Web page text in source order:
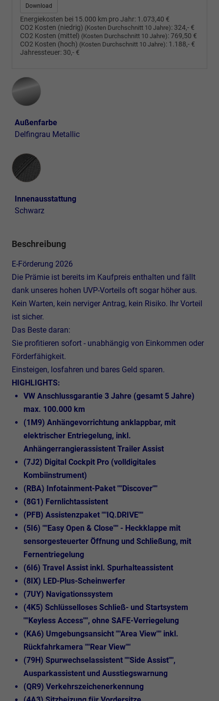
Download
Energiekosten bei 15.000 km pro Jahr: 1.073,40 €
CO2 Kosten (niedrig) (Kosten Durchschnitt 10 Jahre): 324,- €
CO2 Kosten (mittel) (Kosten Durchschnitt 10 Jahre):769,50 €
CO2 Kosten (hoch) (Kosten Durchschnitt 10 Jahre): 1.188,- €
Jahressteuer: 30,- €
Außenfarbe
Delfingrau Metallic
Innenausstattung
Innenausstattung
Schwarz
Beschreibung
E-Förderung 2026
Die Prämie ist bereits im Kaufpreis enthalten und fällt
dank unseres hohen UVP-Vorteils oft sogar höher aus.
Kein Warten, kein nerviger Antrag, kein Risiko. Ihr Vorteil
ist sicher.
Das Beste daran:
Sie profitieren sofort - unabhängig von Einkommen oder
Förderfähigkeit.
Einsteigen, losfahren und bares Geld sparen.
HIGHLIGHTS:
VW Anschlussgarantie 3 Jahre (gesamt 5 Jahre)
max. 100.000 km
(1M9) Anhängevorrichtung anklappbar, mit
elektrischer Entriegelung, inkl.
Anhängerrangierassistent Trailer Assist
(7J2) Digital Cockpit Pro (volldigitales
Kombiinstrument)
(RBA) Infotainment-Paket ""Discover""
(8G1) Fernlichtassistent
(PFB) Assistenzpaket ""IQ.DRIVE""
(5I6) ""Easy Open & Close"" - Heckklappe mit
sensorgesteuerter Öffnung und Schließung, mit
Fernentriegelung
(6I6) Travel Assist inkl. Spurhalteassistent
(8IX) LED-Plus-Scheinwerfer
(7UY) Navigationssystem
(4K5) Schlüsselloses Schließ- und Startsystem
""Keyless Access"", ohne SAFE-Verriegelung
(KA6) Umgebungsansicht ""Area View"" inkl.
Rückfahrkamera ""Rear View""
(79H) Spurwechselassistent ""Side Assist"",
Ausparkassistent und Ausstiegswarnung
(QR9) Verkehrszeichenerkennung